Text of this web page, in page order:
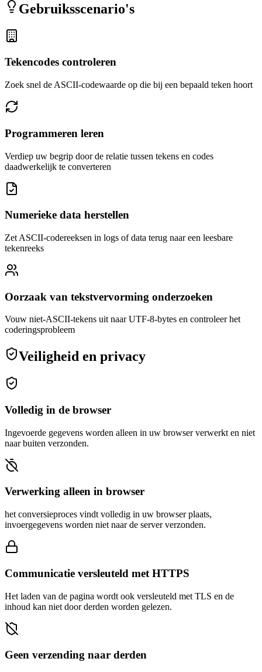
Gebruiksscenario's
Tekencodes controleren
Zoek snel de ASCII-codewaarde op die bij een bepaald teken hoort
Programmeren leren
Verdiep uw begrip door de relatie tussen tekens en codes
daadwerkelijk te converteren
Numerieke data herstellen
Zet ASCII-codereeksen in logs of data terug naar een leesbare
tekenreeks
Oorzaak van tekstvervorming onderzoeken
Vouw niet-ASCII-tekens uit naar UTF-8-bytes en controleer het
coderingsprobleem
Veiligheid en privacy
Volledig in de browser
Ingevoerde gegevens worden alleen in uw browser verwerkt en niet
naar buiten verzonden.
Verwerking alleen in browser
het conversieproces vindt volledig in uw browser plaats,
invoergegevens worden niet naar de server verzonden.
Communicatie versleuteld met HTTPS
Het laden van de pagina wordt ook versleuteld met TLS en de
inhoud kan niet door derden worden gelezen.
Geen verzending naar derden